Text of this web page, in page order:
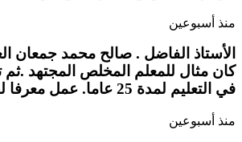
منذ أسبوعين
الأستاذ الفاضل . صالح محمد جمعان
كان مثال للمعلم المخلص المجتهد
في التعليم لمدة 25 عاما. عمل معرفا لقرية البلعلا .
منذ أسبوعين